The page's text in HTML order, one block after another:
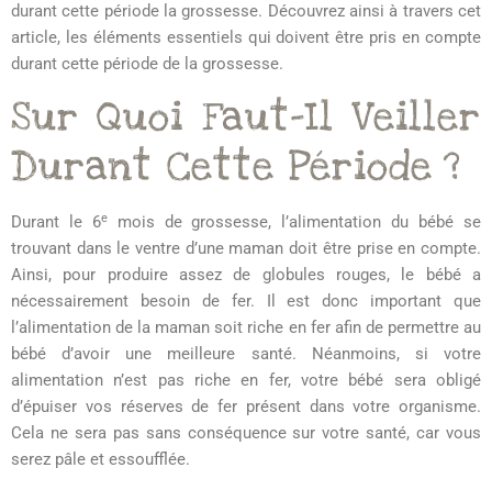
durant cette période la grossesse. Découvrez ainsi à travers cet
article, les éléments essentiels qui doivent être pris en compte
durant cette période de la grossesse.
Sur Quoi Faut-Il Veiller
Durant Cette Période ?
Durant le 6emois de grossesse, l’alimentation du bébé se
trouvant dans le ventre d’une maman doit être prise en compte.
Ainsi, pour produire assez de globules rouges, le bébé a
nécessairement besoin de fer. Il est donc important que
l’alimentation de la maman soit riche en fer afin de permettre au
bébé d’avoir une meilleure santé. Néanmoins, si votre
alimentation n’est pas riche en fer, votre bébé sera obligé
d’épuiser vos réserves de fer présent dans votre organisme.
Cela ne sera pas sans conséquence sur votre santé, car vous
serez pâle et essoufflée.